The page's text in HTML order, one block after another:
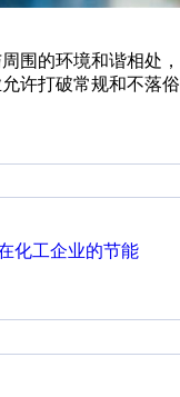
围的环境和谐相处
许打破常规和不落
化工企业的节能